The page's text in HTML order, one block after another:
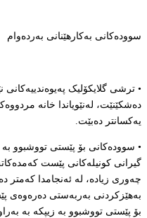
سوودەکانی بەکارهێنانی بەردەوام
• ترشی گلایکۆلیک
دەشکێنێت، لەنێویاندا خانە
یەکسانتر دەبێت.
• سوودەکانی بۆ پێستی تووشبوو
گیرانی کونیلەکانی پێست
چەوری زیادە، لە ئەنجامدا
بەهێزکردنی بەربەستی دەرەوەی
بۆ پێستی تووشبوو بە زیپکە بە